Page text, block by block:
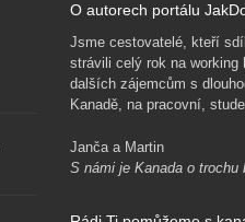
O autorech portálu
Jsme cestovatelé, kteří
strávili celý rok na working
dalších zájemcům s
Kanadě, na pracovní,
Janča a Martin
S námi je Kanada o trochu